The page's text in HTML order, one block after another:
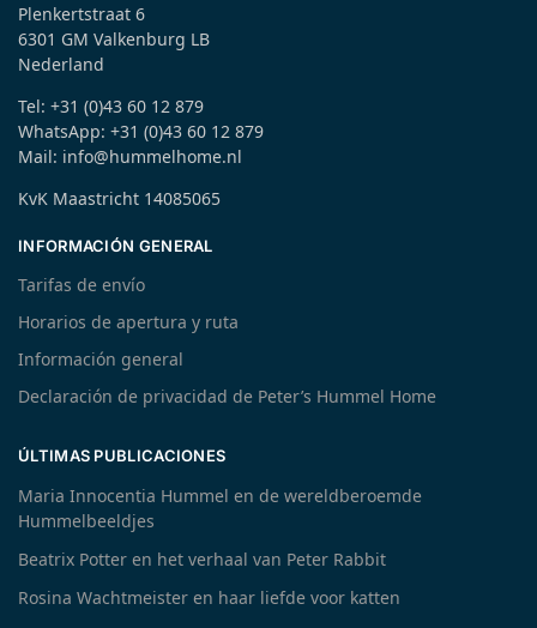
Plenkertstraat 6
6301 GM Valkenburg LB
Nederland
Tel: +31 (0)43 60 12 879
WhatsApp: +31 (0)43 60 12 879
Mail: info@hummelhome.nl
KvK Maastricht 14085065
INFORMACIÓN GENERAL
Tarifas de envío
Horarios de apertura y ruta
Información general
Declaración de privacidad de Peter’s Hummel Home
ÚLTIMAS PUBLICACIONES
Maria Innocentia Hummel en de wereldberoemde
Hummelbeeldjes
Beatrix Potter en het verhaal van Peter Rabbit
Rosina Wachtmeister en haar liefde voor katten